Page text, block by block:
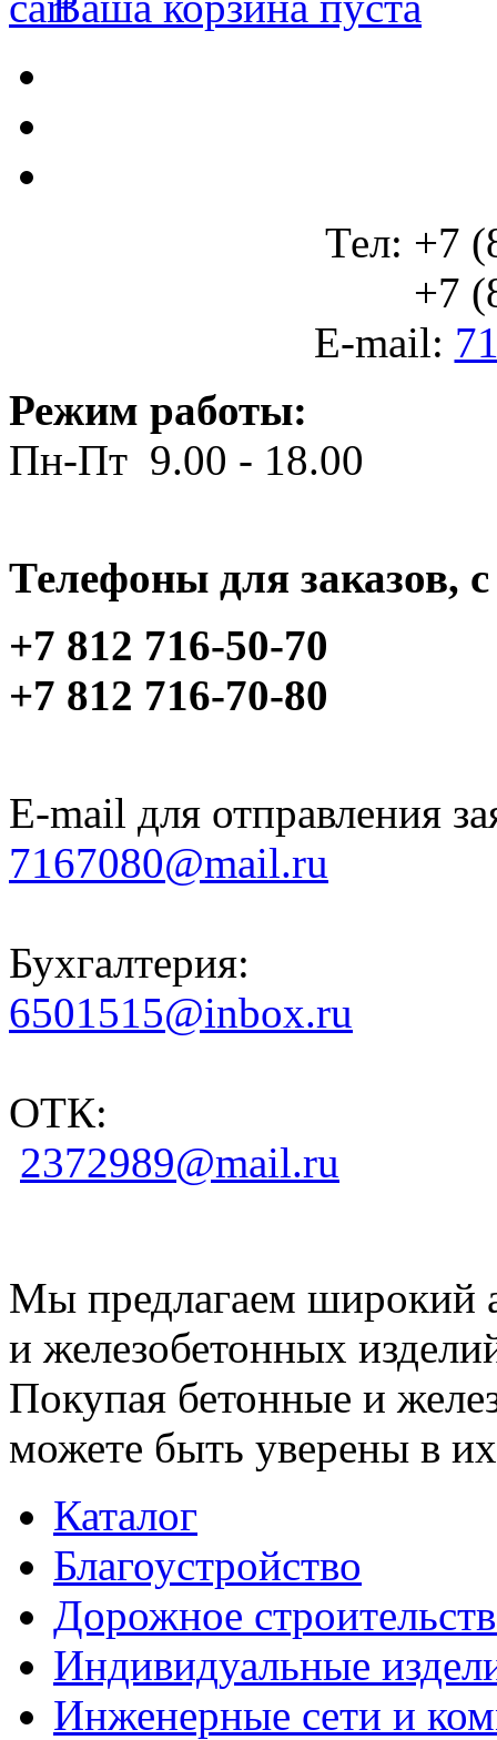
Тел: +7
+7
E-mail:
Режим работы:
Пн-Пт 9.00 - 18.00
Телефоны для заказов,
+7 812 716-50-70
+7 812 716-70-80
E-mail для отправления
7167080@mail.ru
Бухгалтерия:
6501515@inbox.ru
ОТК:
2372989@mail.ru
Мы предлагаем широкий
и железобетонных
Покупая бетонные и
можете быть уверены в их
Каталог
Благоустройство
Дорожное
Индивидуальные
Инженерные сети и